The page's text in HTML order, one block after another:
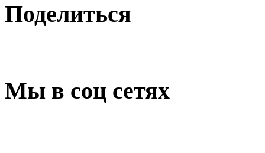
Поделиться
Мы в соц сетях